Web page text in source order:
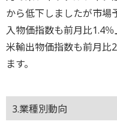
から低下しましたが市場
入物価指数も前月比1.4
米輸出物価指数も前月比
ます。
3.業種別動向